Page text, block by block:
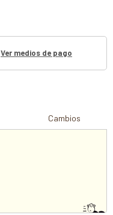
Ver medios de pago
Cambios